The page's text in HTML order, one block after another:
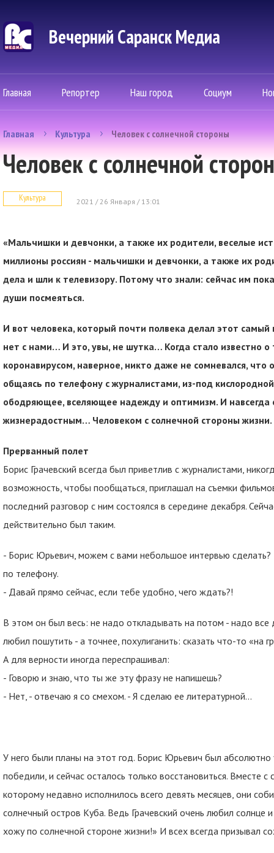
Вечерний Саранск Mедиа
Главная Репортер Наш город Социум
Главная Культура Человек с солнечной стороны
Человек с солнечной
Культура 2021 / 26 Января / 13:01
«Мальчишки и девчонки, а также их родители, веселые
миллионы россиян - мальчишки и девчонки, а также их
дела и шли к телевизору. Потому что знали: сейчас им
души посмеяться.
И вот человека, который почти полвека делал этот
нет с нами… И это, увы, не шутка… Когда стало известно о
коронавирусом, наверное, никто даже не сомневался,
общаясь по телефону с журналистами, из-под
ободряющее, вселяющее надежду и оптимизм. И навсегда
жизнерадостным… Человеком с солнечной стороны жизни.
Прерванный полет
Борис Грачевский всегда был приветлив с журналистами,
возможность, чтобы пообщаться, приглашал на съемки
последний разговор с ним состоялся в середине декабря.
действительно был таким.
- Борис Юрьевич, можем с вами небольшое интервью
по телефону.
- Давай прямо сейчас, если тебе удобно, чего ждать?!
В этом он был весь: не надо откладывать на потом - надо все
любил пошутить - а точнее, похулиганить: сказать что-то «на
А для верности иногда переспрашивал:
- Говорю и знаю, что ты же эту фразу не напишешь?
- Нет, - отвечаю я со смехом. - Я сделаю ее литературной...
У него были планы на этот год. Борис Юрьевич был абсолютно
победили, и сейчас осталось только восстановиться. Вместе
которому недавно исполнилось всего девять месяцев, они
солнечный остров Куба. Ведь Грачевский очень любил
хожу по солнечной стороне жизни!» И всех всегда призывал